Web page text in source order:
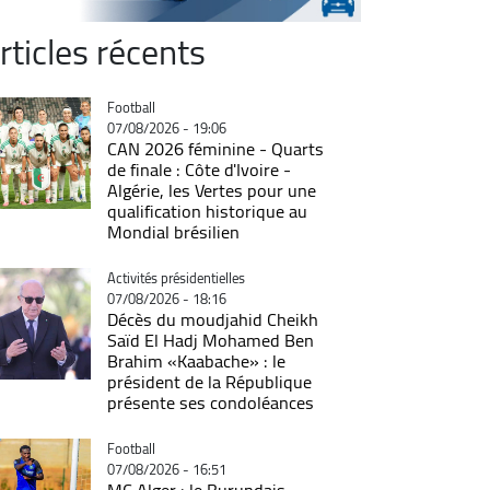
récents
Catégorie
Football
07/08/2026 - 19:06
CAN 2026 féminine - Quarts
de finale : Côte d'Ivoire -
Algérie, les Vertes pour une
qualification historique au
Mondial brésilien
Catégorie
Activités présidentielles
07/08/2026 - 18:16
Décès du moudjahid Cheikh
Saïd El Hadj Mohamed Ben
Brahim «Kaabache» : le
président de la République
présente ses condoléances
Catégorie
Football
07/08/2026 - 16:51